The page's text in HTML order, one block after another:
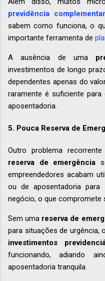
previdência complementar
sabem como funciona, o
importante ferramenta de
A ausência de uma
investimentos de longo
dependentes apenas do
raramente é suficiente
aposentadoria.
5. Pouca Reserva de
Outro problema
reserva de emergência
empreendedores acabam
ou de aposentadoria para
negócio, o que compromete
Sem uma reserva de
para situações de urgência,
investimentos
funcionando, adiando
aposentadoria tranquila.